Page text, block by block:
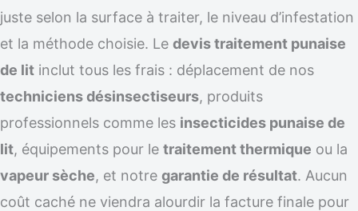
juste selon la surface à traiter, le niveau d’infestation
et la méthode choisie. Le devis traitement punaise
de lit inclut tous les frais : déplacement de nos
techniciens désinsectiseurs, produits
professionnels comme les insecticides punaise de
lit, équipements pour le traitement thermique ou la
vapeur sèche, et notre garantie de résultat. Aucun
coût caché ne viendra alourdir la facture finale pour